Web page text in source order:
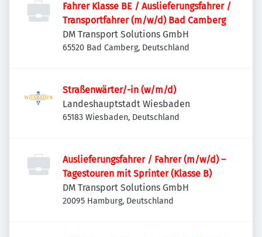
Fahrer Klasse BE / Auslieferungsfahrer /
Transportfahrer (m/w/d) Bad Camberg
DM Transport Solutions GmbH
65520 Bad Camberg, Deutschland
Straßenwärter/-in (w/m/d)
Landeshauptstadt Wiesbaden
65183 Wiesbaden, Deutschland
Auslieferungsfahrer / Fahrer (m/w/d) –
Tagestouren mit Sprinter (Klasse B)
DM Transport Solutions GmbH
20095 Hamburg, Deutschland